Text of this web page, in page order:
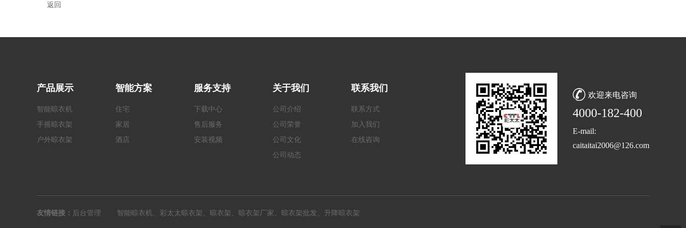
返回
产品展示
智能晾衣机
手摇晾衣架
户外晾衣架
智能方案
住宅
家居
酒店
服务支持
下载中心
售后服务
安装视频
关于我们
公司介绍
公司荣誉
公司文化
公司动态
联系我们
联系方式
加入我们
在线咨询
欢迎来电咨询
4000-182-400
E-mail:
caitaitai2006@126.com
友情链接： 后台管理 智能晾衣机、彩太太晾衣架、晾衣架、晾衣架厂家、晾衣架批发、升降晾衣架